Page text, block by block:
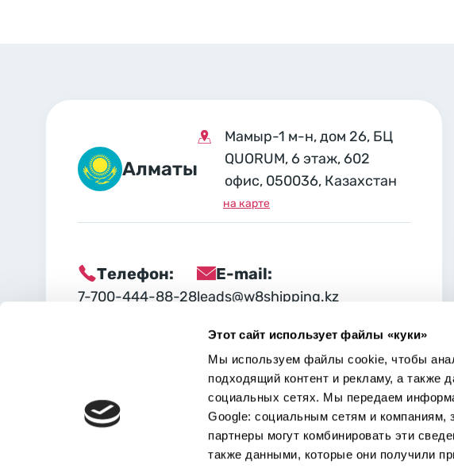
Этот сайт использует файлы «куки»
Мы используем файлы cookie, чтобы
подходящий контент и рекламу, а также
социальных сетях. Мы передаем
Google: социальным сетям и
партнеры могут комбинировать эти
также данными, которые они получили
Алматы
Мамыр-1 м-н, дом 26, БЦ
QUORUM, 6 этаж, 602
офис, 050036, Казахстан
на карте
Телефон:
7-700-444-88-28
E-mail:
leads@w8shipping.kz
Социальные сети: